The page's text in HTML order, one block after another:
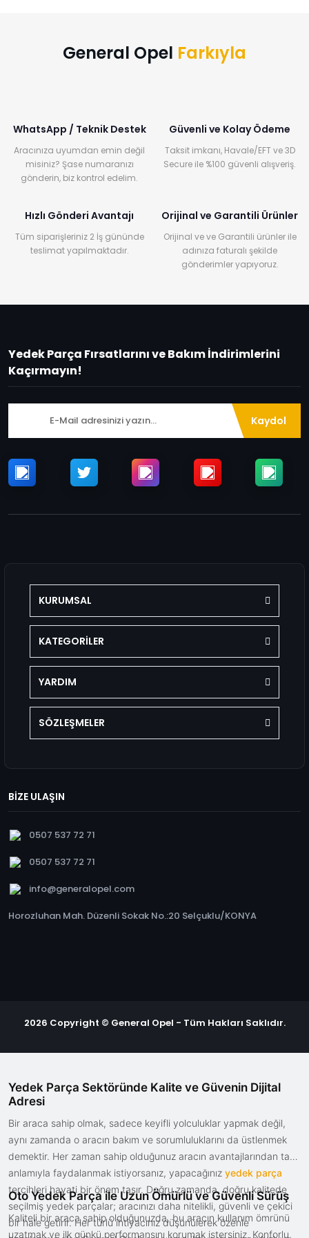
General Opel Farkıyla
WhatsApp / Teknik Destek
Aracınıza uyumdan emin değil
misiniz? Şase numaranızı
gönderin, biz kontrol edelim.
Güvenli ve Kolay Ödeme
Taksit imkanı, Havale/EFT ve 3D
Secure ile %100 güvenli alışveriş.
Hızlı Gönderi Avantajı
Tüm siparişleriniz 2 İş gününde
teslimat yapılmaktadır.
Orijinal ve Garantili Ürünler
Orijinal ve ve Garantili ürünler ile
adınıza faturalı şekilde
gönderimler yapıyoruz.
Yedek Parça Fırsatlarını ve Bakım İndirimlerini
Kaçırmayın!
Kaydol
KURUMSAL
KATEGORİLER
YARDIM
SÖZLEŞMELER
BİZE ULAŞIN
0507 537 72 71
0507 537 72 71
info@generalopel.com
Horozluhan Mah. Düzenli Sokak No.:20 Selçuklu/KONYA
2026 Copyright © General Opel - Tüm Hakları Saklıdır.
Yedek Parça Sektöründe Kalite ve Güvenin Dijital
Adresi
Bir araca sahip olmak, sadece keyifli yolculuklar yapmak değil,
aynı zamanda o aracın bakım ve sorumluluklarını da üstlenmek
demektir. Her zaman sahip olduğunuz aracın avantajlarından tam
anlamıyla faydalanmak istiyorsanız, yapacağınız yedek parça
tercihleri hayati bir önem taşır. Doğru zamanda, doğru kalitede
seçilmiş yedek parçalar; aracınızı daha nitelikli, güvenli ve çekici
bir hale getirir. Her türlü ihtiyacınız düşünülerek özenle
Oto Yedek Parça ile Uzun Ömürlü ve Güvenli Sürüş
Kaliteli bir araca sahip olduğunuzda, bu aracın kullanım ömrünü
uzatmak ve ilk günkü performansını korumak istersiniz. Konforlu,